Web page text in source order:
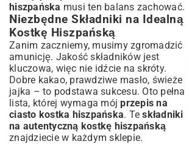
hiszpańska musi ten balans zachować.
Niezbędne Składniki na Idealną
Kostkę Hiszpańską
Zanim zaczniemy, musimy zgromadzić
amunicję. Jakość składników jest
kluczowa, więc nie idźcie na skróty.
Dobre kakao, prawdziwe masło, świeże
jajka – to podstawa sukcesu. Oto pełna
lista, której wymaga mójprzepis na
ciasto kostka hiszpańska. Teskładniki
na autentyczną kostkę hiszpańską
znajdziecie w każdym sklepie.